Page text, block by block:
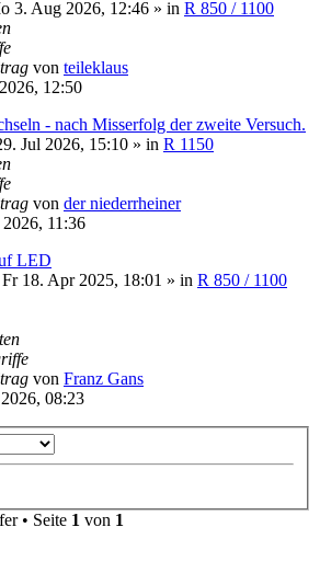
3. Aug 2026, 12:46 » in R 850 / 1100
von teileklaus
12:50
- nach Misserfolg der zweite Versuch.
Jul 2026, 15:10 » in R 1150
von der niederrheiner
11:36
LED
Fr 18. Apr 2025, 18:01 » in R 850 / 1100
von Franz Gans
08:23
• Seite 1 von 1